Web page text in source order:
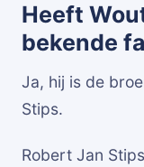
Heeft
bekende
Ja, hij is de
Stips.
Robert Jan